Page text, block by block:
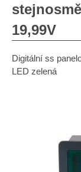
19,99V
Digitální ss
LED zelená